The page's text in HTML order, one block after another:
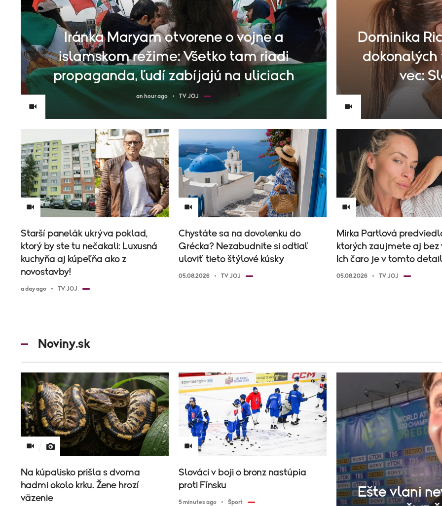
Iránka Maryam otvorene o vojne a
islamskom režime: Všetko tam riadi
propaganda, ľudí zabíjajú na uliciach
an hour ago TV JOJ
Dominika
vec:
Starší panelák ukrýva poklad,
ktorý by ste tu nečakali: Luxusná
kuchyňa aj kúpeľňa ako z
novostavby!
a day ago TV JOJ
Chystáte sa na dovolenku do
Grécka? Nezabudnite si odtiaľ
uloviť tieto štýlové kúsky
05.08.2026 TV JOJ
Mirka Partlová
ktorých zaujmete aj bez
Ich čaro je v tomto
05.08.2026 TV JOJ
Noviny.sk
Na kúpalisko prišla s dvoma
hadmi okolo krku. Žene hrozí
väzenie
Slováci v boji o bronz nastúpia
proti Fínsku
5 minutes ago Šport
Ešte vlani